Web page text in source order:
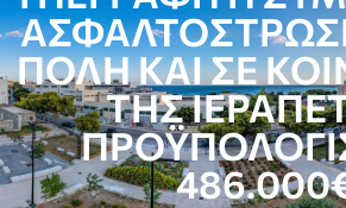
ΠΟΛΗ ΚΑΙ ΣΕ
ΤΗΣ